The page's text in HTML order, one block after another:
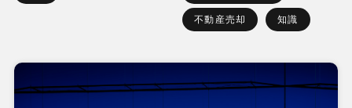
不動産売却 知識